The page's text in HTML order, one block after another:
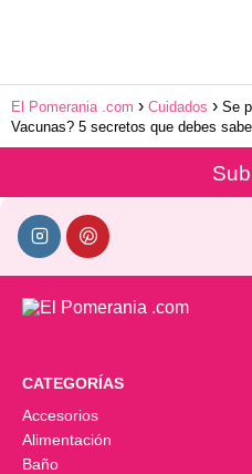
El Pomerania .com Cuidados
Se
Vacunas? 5 secretos que debes
CATEGORÍAS
Accesorios
Alimentación
Baño